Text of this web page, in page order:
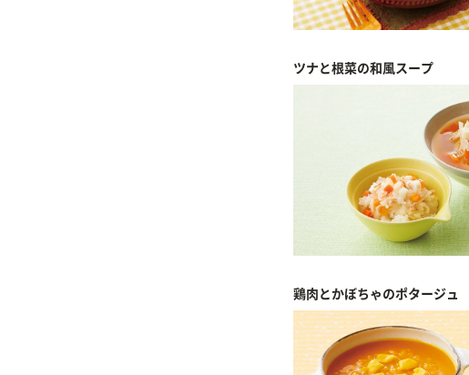
ツナと根菜の和風スープ
鶏肉とかぼちゃのポタージュ